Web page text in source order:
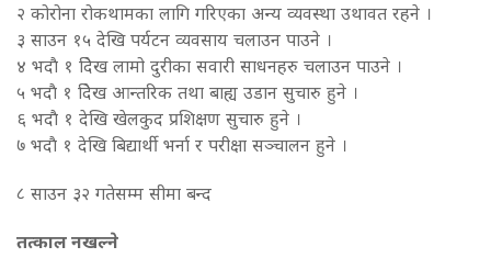
२ कोरोना रोकथामका लागि गरिएका अन्य व्यवस्था उथावत रहने ।
३ साउन १५ देखि पर्यटन व्यवसाय चलाउन पाउने ।
४ भदाै १ देिख लामो दुरीका सवारी साधनहरु चलाउन पाउने ।
५ भदाै १ देिख आन्तरिक तथा बाह्य उडान सुचारु हुने ।
६ भदाै १ देखि खेलकुद प्रशिक्षण सुचारु हुने ।
७ भदाै १ देखि बिद्यार्थी भर्ना र परीक्षा सञ्चालन हुने ।
८ साउन ३२ गतेसम्म सीमा बन्द
तत्काल नखल्ने